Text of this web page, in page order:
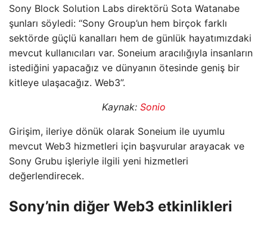
Sony Block Solution Labs direktörü Sota Watanabe
şunları söyledi: “Sony Group’un hem birçok farklı
sektörde güçlü kanalları hem de günlük hayatımızdaki
mevcut kullanıcıları var. Soneium aracılığıyla insanların
istediğini yapacağız ve dünyanın ötesinde geniş bir
kitleye ulaşacağız. Web3”.
Kaynak: Sonio
Girişim, ileriye dönük olarak Soneium ile uyumlu
mevcut Web3 hizmetleri için başvurular arayacak ve
Sony Grubu işleriyle ilgili yeni hizmetleri
değerlendirecek.
Sony’nin diğer Web3 etkinlikleri